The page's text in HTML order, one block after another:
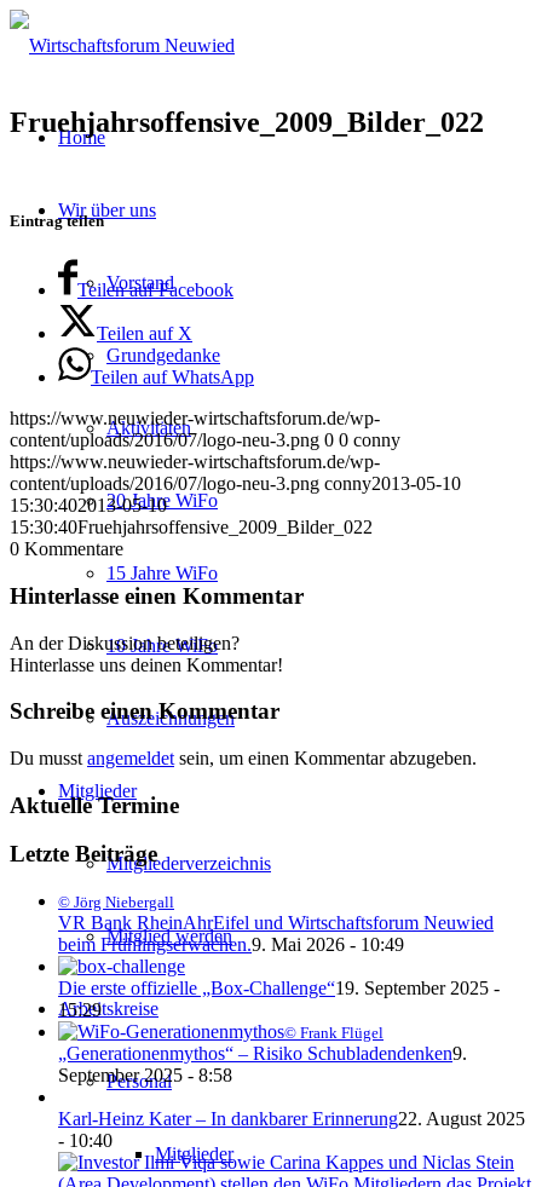
Home
Wir über uns
Vorstand
Grundgedanke
Aktivitäten
20 Jahre WiFo
15 Jahre WiFo
10 Jahre WiFo
Auszeichnungen
Mitglieder
Mitgliederverzeichnis
Mitglied werden
Arbeitskreise
Personal
Mitglieder
Fruehjahrsoffensive_2009_Bilder_022
Eintrag teilen
Teilen auf Facebook
Teilen auf X
Teilen auf WhatsApp
https://www.neuwieder-wirtschaftsforum.de/wp-
content/uploads/2016/07/logo-neu-3.png 0 0 conny
https://www.neuwieder-wirtschaftsforum.de/wp-
content/uploads/2016/07/logo-neu-3.png conny2013-05-10
15:30:402013-05-10
15:30:40Fruehjahrsoffensive_2009_Bilder_022
0 Kommentare
Hinterlasse einen Kommentar
An der Diskussion beteiligen?
Hinterlasse uns deinen Kommentar!
Schreibe einen Kommentar
Du musst angemeldet sein, um einen Kommentar abzugeben.
Aktuelle Termine
Letzte Beiträge
© Jörg Niebergall
VR Bank RheinAhrEifel und Wirtschaftsforum Neuwied
beim Frühlingserwachen.9. Mai 2026 - 10:49
Die erste offizielle „Box-Challenge“19. September 2025 -
15:29
© Frank Flügel
„Generationenmythos“ – Risiko Schubladendenken9.
September 2025 - 8:58
Karl-Heinz Kater – In dankbarer Erinnerung22. August 2025
- 10:40